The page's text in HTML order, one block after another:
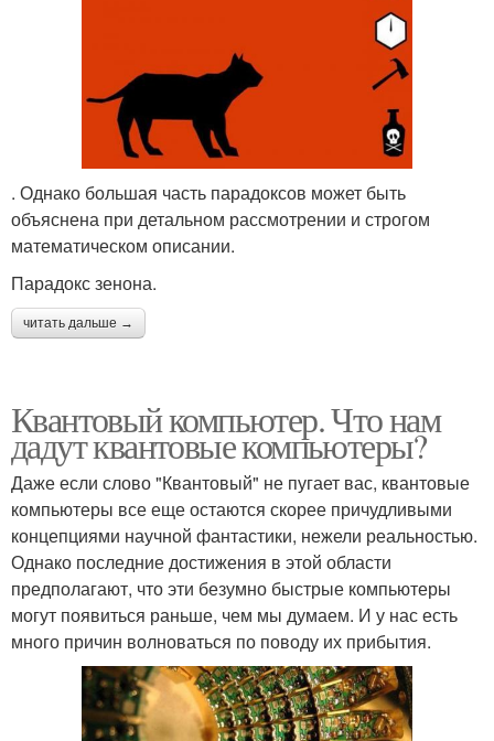
. Однако большая часть парадоксов может быть
объяснена при детальном рассмотрении и строгом
математическом описании.
Парадокс зенона.
читать дальше →
Квантовый компьютер. Что нам
дадут квантовые компьютеры?
Даже если слово "Квантовый" не пугает вас, квантовые
компьютеры все еще остаются скорее причудливыми
концепциями научной фантастики, нежели реальностью.
Однако последние достижения в этой области
предполагают, что эти безумно быстрые компьютеры
могут появиться раньше, чем мы думаем. И у нас есть
много причин волноваться по поводу их прибытия.